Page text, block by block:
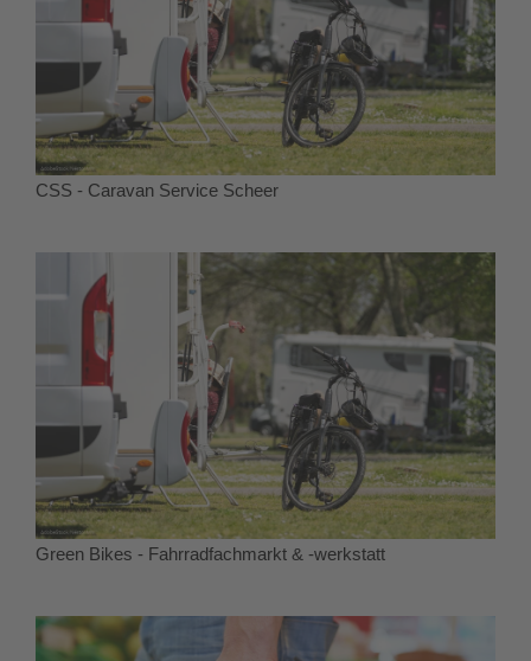
CSS - Caravan Service Scheer
Green Bikes - Fahrradfachmarkt & -werkstatt